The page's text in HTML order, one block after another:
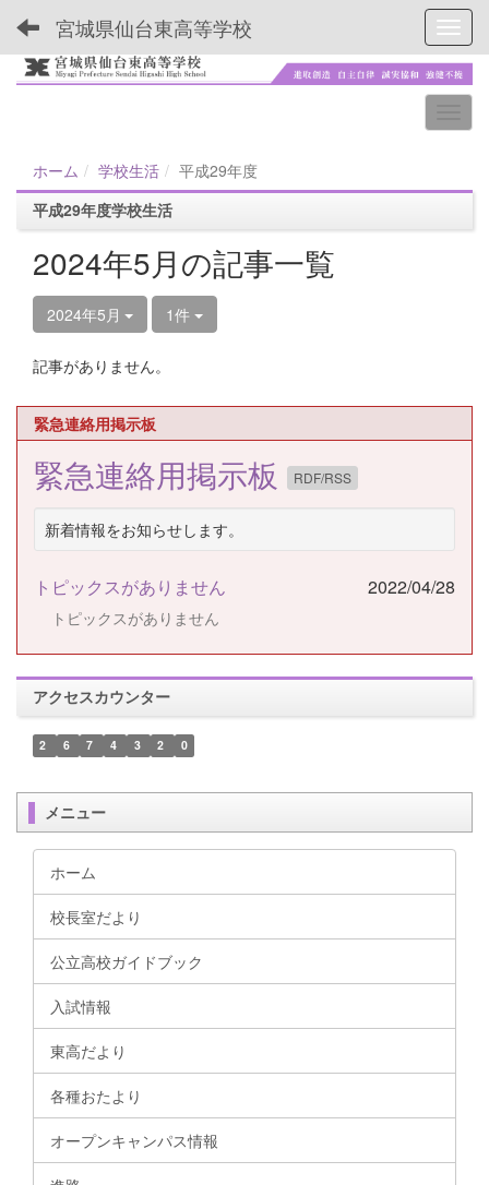
宮城県仙台東高等学校
ホーム 学校生活
平成29年度
平成29年度学校生活
2024年5月の記事一覧
2024年5月 1件
記事がありません。
緊急連絡用掲示板
緊急連絡用掲示板 RDF/RSS
新着情報をお知らせします。
トピックスがありません 2022/04/28
トピックスがありません
アクセスカウンター
2 6 7 4 3 2 0
メニュー
ホーム
校長室だより
公立高校ガイドブック
入試情報
東高だより
各種おたより
オープンキャンパス情報